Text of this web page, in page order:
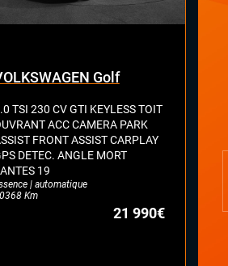
Golf
TSI 230 CV GTI KEYLESS TOIT
ACC CAMERA PARK
FRONT ASSIST CARPLAY
DETEC. ANGLE MORT
19
| automatique
Km
21 990€